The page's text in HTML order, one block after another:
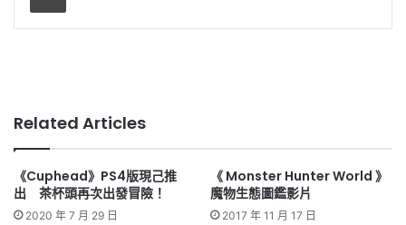
Related Articles
《Cuphead》PS4版現己推
出 茶杯頭再次出發冒險！
2020 年 7 月 29 日
《 Monster Hunter World 》
魔物生態圖鑑影片
2017 年 11 月 17 日